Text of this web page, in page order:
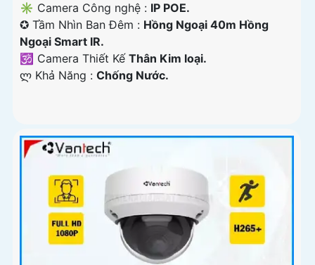
✳️ Camera Công nghệ : IP POE.
✪ Tầm Nhìn Ban Đêm : Hồng Ngoại 40m Hồng
Ngoại Smart IR.
🕉️ Camera Thiết Kế Thân Kim loại.
️ლ Khả Năng : Chống Nước.